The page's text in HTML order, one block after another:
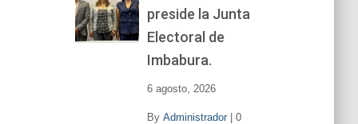
preside la Junta
Electoral de
Imbabura.
6 agosto, 2026
By Administrador| 0